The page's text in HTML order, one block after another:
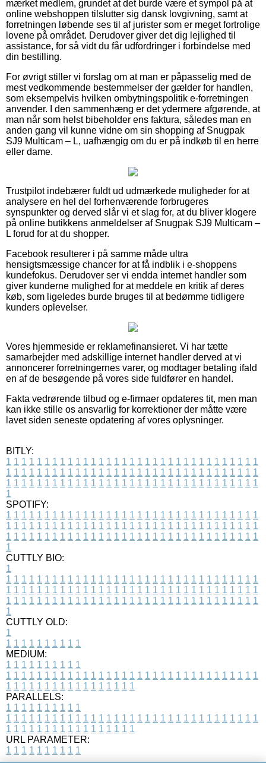
mærket medlem, grundet at det burde være et sympol på at
online webshoppen tilslutter sig dansk lovgivning, samt at
forretningen løbende ses til af jurister som er meget fortrolige
lovene på området. Derudover giver det dig lejlighed til
assistance, for så vidt du får udfordringer i forbindelse med
din bestilling.
For øvrigt stiller vi forslag om at man er påpasselig med de
mest vedkommende bestemmelser der gælder for handlen,
som eksempelvis hvilken ombytningspolitik e-forretningen
anvender. I den sammenhæng er det ydermere afgørende, at
man når som helst bibeholder ens faktura, således man en
anden gang vil kunne vidne om sin shopping af Snugpak
SJ9 Multicam – L, uafhængig om du er på indkøb til en herre
eller dame.
Trustpilot indebærer fuldt ud udmærkede muligheder for at
analysere en hel del forhenværende forbrugeres
synspunkter og derved slår vi et slag for, at du bliver klogere
på online butikkens anmeldelser af Snugpak SJ9 Multicam –
L forud for at du shopper.
Facebook resulterer i på samme måde ultra
hensigtsmæssige chancer for at få indblik i e-shoppens
kundefokus. Derudover ser vi endda internet handler som
giver kunderne mulighed for at meddele en kritik af deres
køb, som ligeledes burde bruges til at bedømme tidligere
kunders oplevelser.
Vores hjemmeside er reklamefinansieret. Vi har tætte
samarbejder med adskillige internet handler derved at vi
annoncerer forretningernes varer, og modtager betaling ifald
en af de besøgende på vores side fuldfører en handel.
Fakta vedrørende tilbud og e-firmaer opdateres tit, men man
kan ikke stille os ansvarlig for korrektioner der måtte være
lavet siden seneste opdatering af vores oplysninger.
BITLY:
1 1 1 1 1 1 1 1 1 1 1 1 1 1 1 1 1 1 1 1 1 1 1 1 1 1 1 1 1 1 1 1 1
1 1 1 1 1 1 1 1 1 1 1 1 1 1 1 1 1 1 1 1 1 1 1 1 1 1 1 1 1 1 1 1 1
1 1 1 1 1 1 1 1 1 1 1 1 1 1 1 1 1 1 1 1 1 1 1 1 1 1 1 1 1 1 1 1 1
1
SPOTIFY:
1 1 1 1 1 1 1 1 1 1 1 1 1 1 1 1 1 1 1 1 1 1 1 1 1 1 1 1 1 1 1 1 1
1 1 1 1 1 1 1 1 1 1 1 1 1 1 1 1 1 1 1 1 1 1 1 1 1 1 1 1 1 1 1 1 1
1 1 1 1 1 1 1 1 1 1 1 1 1 1 1 1 1 1 1 1 1 1 1 1 1 1 1 1 1 1 1 1 1
1
CUTTLY BIO:
1
1 1 1 1 1 1 1 1 1 1 1 1 1 1 1 1 1 1 1 1 1 1 1 1 1 1 1 1 1 1 1 1 1
1 1 1 1 1 1 1 1 1 1 1 1 1 1 1 1 1 1 1 1 1 1 1 1 1 1 1 1 1 1 1 1 1
1 1 1 1 1 1 1 1 1 1 1 1 1 1 1 1 1 1 1 1 1 1 1 1 1 1 1 1 1 1 1 1 1
1
CUTTLY OLD:
1
1 1 1 1 1 1 1 1 1 1
MEDIUM:
1 1 1 1 1 1 1 1 1 1
1 1 1 1 1 1 1 1 1 1 1 1 1 1 1 1 1 1 1 1 1 1 1 1 1 1 1 1 1 1 1 1 1
1 1 1 1 1 1 1 1 1 1 1 1 1 1 1 1 1
PARALLELS:
1 1 1 1 1 1 1 1 1 1
1 1 1 1 1 1 1 1 1 1 1 1 1 1 1 1 1 1 1 1 1 1 1 1 1 1 1 1 1 1 1 1 1
1 1 1 1 1 1 1 1 1 1 1 1 1 1 1 1 1
URL PARAMETER:
1 1 1 1 1 1 1 1 1 1